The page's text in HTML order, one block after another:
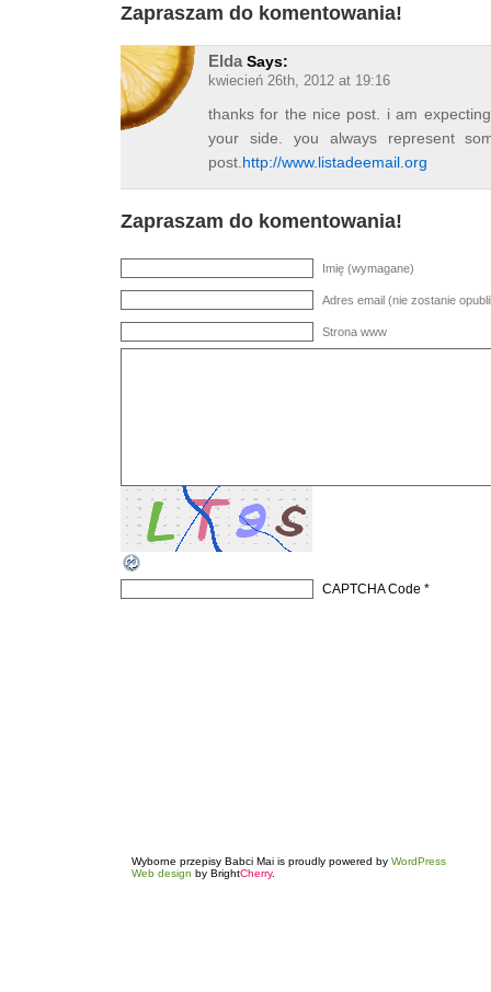
Zapraszam do komentowania!
EldaSays:
kwiecień 26th, 2012 at 19:16
thanks for the nice post. i am
your side. you always represent
post.http://www.listadeemail.org
Zapraszam do komentowania!
Imię (wymagane)
Adres email (nie zostanie
Strona www
CAPTCHA Code *
Wyborne przepisy Babci Mai is proudly powered by WordPress
Web design by BrightCherry.